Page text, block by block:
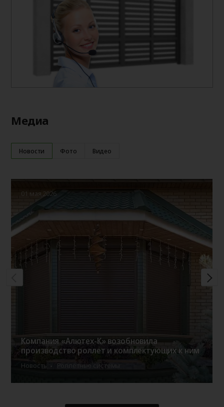
Медиа
Новости Фото Видео
01 мая 2026
Компания «Алютех-К» возобновила
производство роллет и комплектующих к ним
Новость Роллетные системы